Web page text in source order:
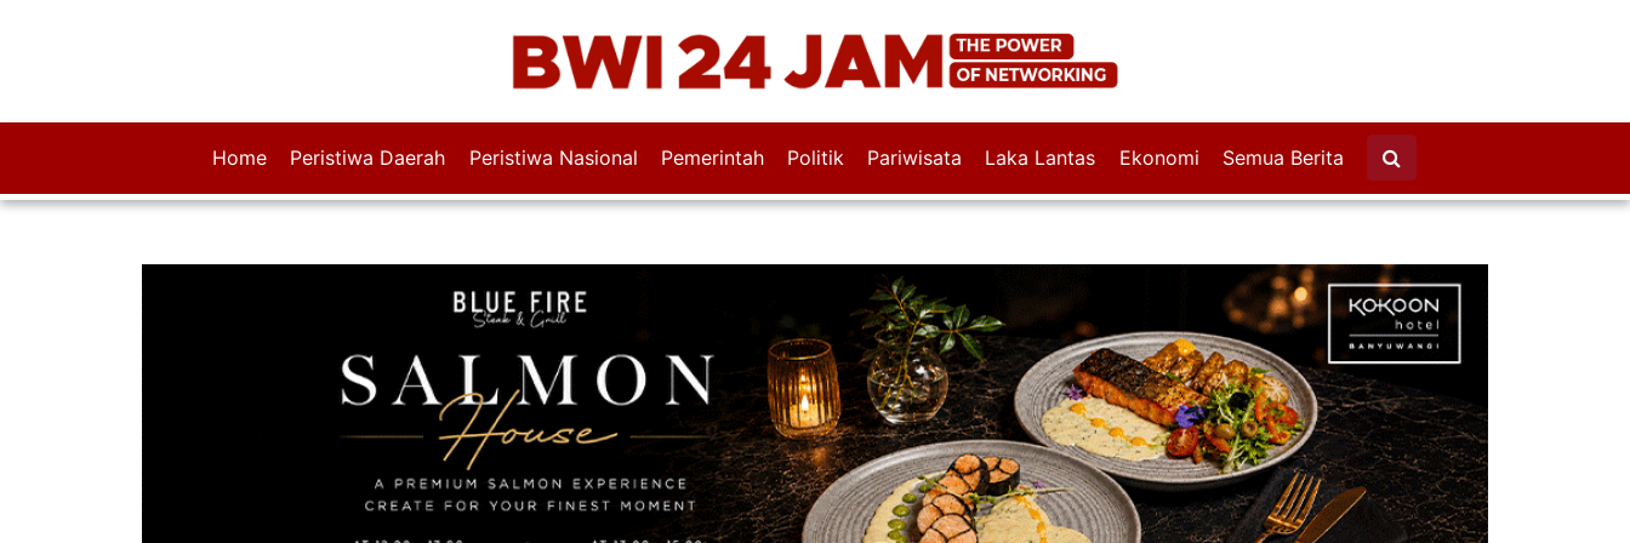
Home Peristiwa Daerah Peristiwa Nasional Pemerintah Politik Pariwisata Laka Lantas Ekonomi Semua Berita